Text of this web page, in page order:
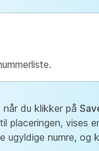
når du klikker på
placeringen, vises
ugyldige numre, og